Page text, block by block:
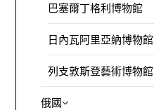
巴塞爾丁格利博物館
日內瓦阿里亞納博物館
列支敦斯登藝術博物館
俄國